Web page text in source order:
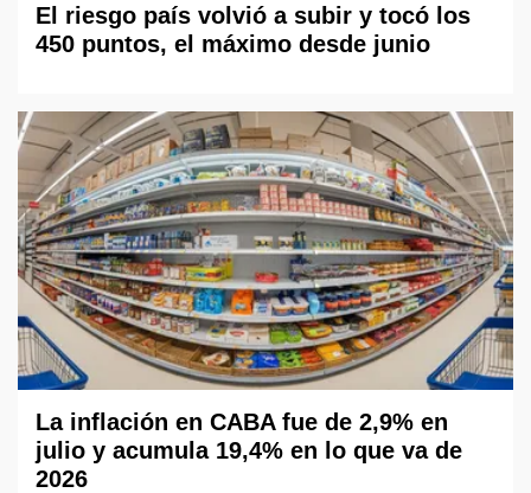
El riesgo país volvió a subir y tocó los
450 puntos, el máximo desde junio
La inflación en CABA fue de 2,9% en
julio y acumula 19,4% en lo que va de
2026